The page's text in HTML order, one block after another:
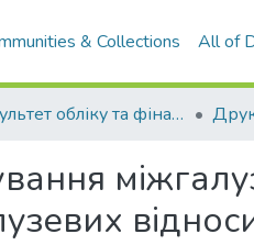
& Collections All of
Факультет обліку та фінансів